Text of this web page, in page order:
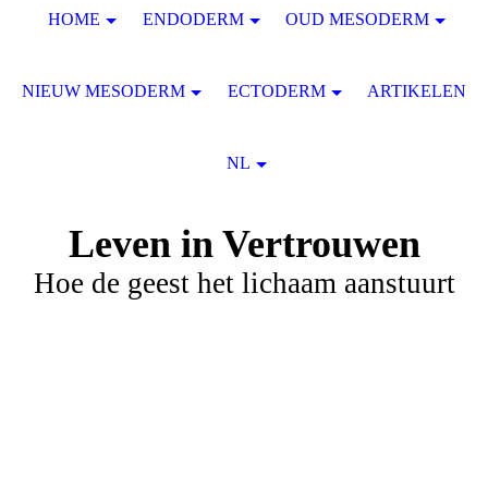
Leven in Vertrouwen
Hoe de geest het lichaam aanstuurt
HOME ENDODERM OUD MESODERM
NIEUW MESODERM ECTODERM ARTIKELEN
NL